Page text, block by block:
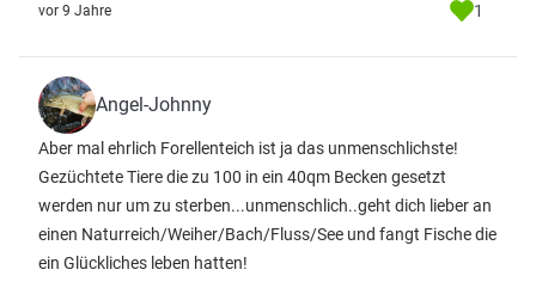
vor 9 Jahre 1
Angel-Johnny
Aber mal ehrlich Forellenteich ist ja das unmenschlichste!
Gezüchtete Tiere die zu 100 in ein 40qm Becken gesetzt
werden nur um zu sterben...unmenschlich..geht dich lieber an
einen Naturreich/Weiher/Bach/Fluss/See und fangt Fische die
ein Glückliches leben hatten!